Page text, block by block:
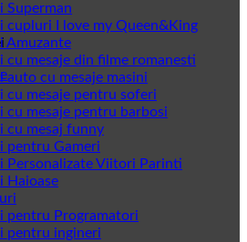
Superman
cupluri I love my Queen&King
Amuzante
cu mesaje din filme romanesti
auto cu mesaje masini
cu mesaje pentru soferi
cu mesaje pentru barbosi
cu mesaj funny
pentru Gameri
Personalizate Viitori Parinti
Haioase
pentru Programatori
pentru ingineri